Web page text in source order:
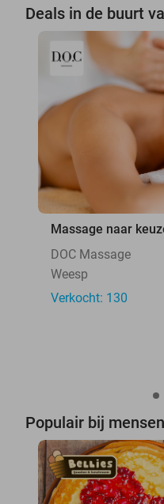
Deals in de buurt
Massage naar
DOC Massage
Weesp
Verkocht: 130
Populair bij